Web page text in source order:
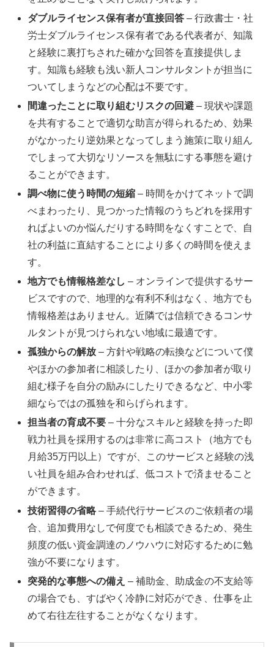
ダブルライセンス保有者が直接回答 – 行政書士・社
労士ダブルライセンス保有者である代表者が、知識
と経験に裏打ちされた確かな回答を直接提供しま
す。知識も経験も浅い新人コンサルタントが担当に
ついてしまうなどの心配は不要です。
間違ったことに取り組むリスクの回避 – 現状や課題
を共有することで適切な助言が得られるため、効果
がなかったり逆効果となってしまう施策に取り組ん
でしまって大切なリソースを無駄にする事態を避け
ることができます。
調べ物に使う時間の短縮 – 時間をかけてネットで調
べまわったり、見つかった情報のうちどれを採用す
ればよいのか悩んだりする時間をなくすことで、自
社の利益に直結することにより多くの時間を使えま
す。
地方でも情報格差なし – オンラインで提供するサー
ビスですので、地理的な有利不利はなく、地方でも
情報格差はありません。近隣では信頼できるコンサ
ルタントが見つけられない地域に最適です。
孤独からの解放 – 方針や戦略の転換などについて僕
やほかの参加者に相談したり、ほかの参加者が取り
組む様子を自分の励みにしたりできるなど、中小零
細ならではの孤独を和らげられます。
担当者の育成不要 – 十分なスキルと経験を持った即
戦力社員を採用するのは非常に高コスト（地方でも
月給35万円以上）ですが、このサービスと経験の浅
い社員を組み合わせれば、低コストで済ませること
ができます。
技術習得の省略– 手続代行サービスのご依頼者の場
合、追加費用なしで何度でも相談できるため、発生
頻度の低い資金調達のノウハウに対応するために勉
強が不要になります。
突発的な事態への備え – 補助金、助成金の不支給等
の場合でも、すばやく冷静に対応ができ、仕事を止
めて右往左往することがなくなります。